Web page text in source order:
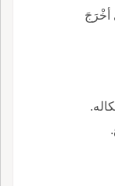
آية 4والَّذِي أخْرَجَ